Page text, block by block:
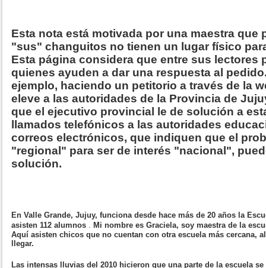
Esta nota está motivada por una maestra que
"sus" changuitos no tienen un lugar físico
Esta página considera que entre sus lectores
quienes ayuden a dar una respuesta al
ejemplo, haciendo un petitorio a través de la
eleve a las autoridades de la Provincia de
que el ejecutivo provincial le de solución a
llamados telefónicos a las autoridades
correos electrónicos, que indiquen que el
"regional" para ser de interés "nacional",
solución.
En Valle Grande, Jujuy, funciona desde hace más de 20 años la
asisten 112 alumnos
Mi nombre es Graciela, soy maestra de la
Aquí asisten chicos que no cuentan con otra escuela más cercana,
llegar.
Las intensas lluvias del 2010 hicieron que una parte de la escuela